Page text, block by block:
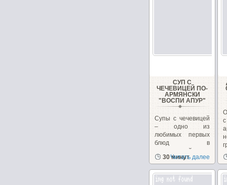
СУП С
ЧЕЧЕВИЦЕЙ ПО-
АРМЯНСКИ
"ВОСПИ АПУР"
Супы с чечевицей
– одно из
любимых первых
блюд в
закавказской
кухне, в Армении...
30 минут
Читать далее